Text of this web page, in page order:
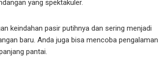
yang spektakuler.
keindahan pasir putihnya dan sering menjadi
baru. Anda juga bisa mencoba pengalaman
pantai.